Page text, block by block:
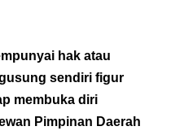
hak atau
sendiri figur
membuka diri
Pimpinan Daerah